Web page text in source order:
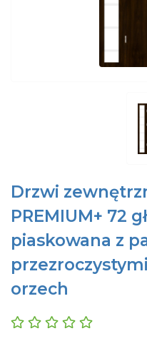
Drzwi
PREMIUM+ 72
piaskowana z
orzech